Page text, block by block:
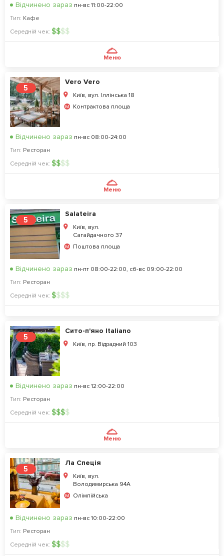
Відчинено зараз пн-вс 11:00-22:00
Тип: Кафе
Середній чек: $$$$
Меню
5
Vero Vero
Київ, вул. Іллінська 18
Контрактова площа
Відчинено зараз пн-вс 08:00-24:00
Тип: Ресторан
Середній чек: $$$$
Меню
5
Salateira
Київ, вул.
Сагайдачного 37
Поштова площа
Відчинено зараз пн-пт 08:00-22:00, сб-вс 09:00-22:00
Тип: Ресторан
Середній чек: $$$$
5
Сито-п'яно Italiano
Київ, пр. Відрадний 103
Відчинено зараз пн-вс 12:00-22:00
Тип: Ресторан
Середній чек: $$$$
Меню
5
Ла Спеція
Київ, вул.
Володимирська 94А
Олімпійська
Відчинено зараз пн-вс 10:00-22:00
Тип: Ресторан
Середній чек: $$$$